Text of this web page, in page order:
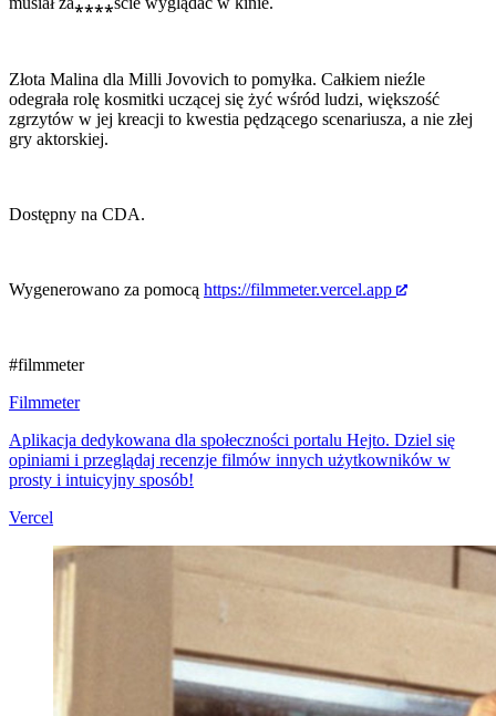
Złota Malina dla Milli Jovovich to pomyłka. Całkiem nieźle
odegrała rolę kosmitki uczącej się żyć wśród ludzi, większość
zgrzytów w jej kreacji to kwestia pędzącego scenariusza, a nie złej
gry aktorskiej.
Dostępny na CDA.
Wygenerowano za pomocą https://filmmeter.vercel.app
#filmmeter
Filmmeter
Aplikacja dedykowana dla społeczności portalu Hejto. Dziel się
opiniami i przeglądaj recenzje filmów innych użytkowników w
prosty i intuicyjny sposób!
Vercel